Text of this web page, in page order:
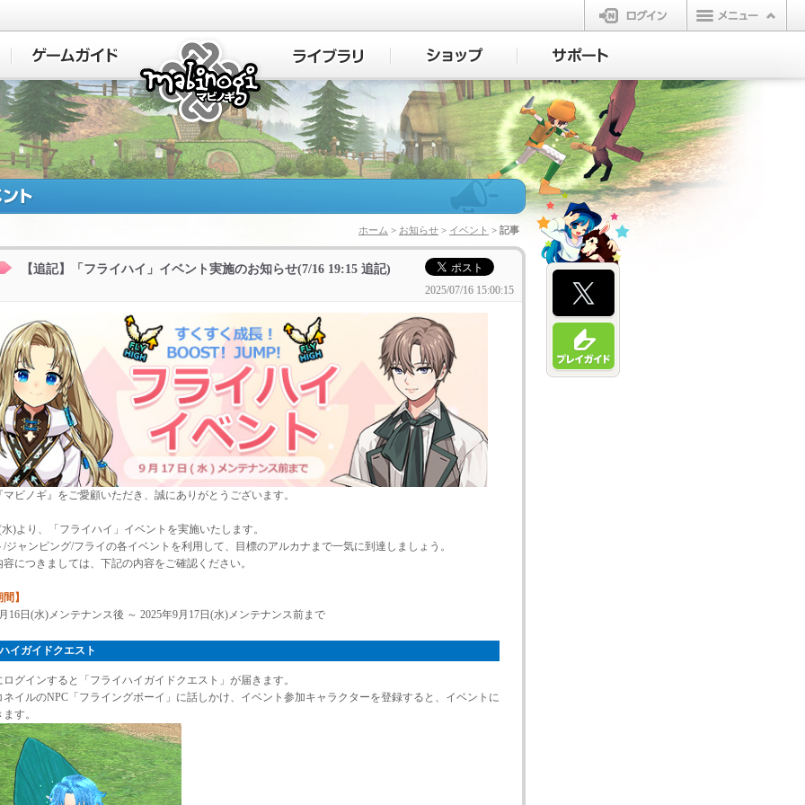
ログイン
マビノギ
ホーム > お知らせ > イベント > 記事
【追記】「フライハイ」イベント実施のお知らせ(7/16 19:15 追記)
2025/07/16 15:00:15
マビノギ』をご愛顧いただき、誠にありがとうございます。
)より、「フライハイ」イベントを実施いたします。
/ジャンピング/フライの各イベントを利用して、目標のアルカナまで一気に到達しましょう。
につきましては、下記の内容をご確認ください。
】
16日(水)メンテナンス後 ～ 2025年9月17日(水)メンテナンス前まで
イガイドクエスト
ログインすると「フライハイガイドクエスト」が届きます。
ネイルのNPC「フライングボーイ」に話しかけ、イベント参加キャラクターを登録すると、イベントに
す。